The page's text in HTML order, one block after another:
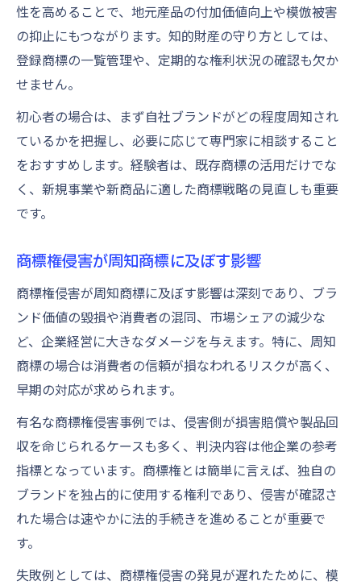
性を高めることで、地元産品の付加価値向上や模倣被害
の抑止にもつながります。知的財産の守り方としては、
登録商標の一覧管理や、定期的な権利状況の確認も欠か
せません。
初心者の場合は、まず自社ブランドがどの程度周知され
ているかを把握し、必要に応じて専門家に相談すること
をおすすめします。経験者は、既存商標の活用だけでな
く、新規事業や新商品に適した商標戦略の見直しも重要
です。
商標権侵害が周知商標に及ぼす影響
商標権侵害が周知商標に及ぼす影響は深刻であり、ブラ
ンド価値の毀損や消費者の混同、市場シェアの減少な
ど、企業経営に大きなダメージを与えます。特に、周知
商標の場合は消費者の信頼が損なわれるリスクが高く、
早期の対応が求められます。
有名な商標権侵害事例では、侵害側が損害賠償や製品回
収を命じられるケースも多く、判決内容は他企業の参考
指標となっています。商標権とは簡単に言えば、独自の
ブランドを独占的に使用する権利であり、侵害が確認さ
れた場合は速やかに法的手続きを進めることが重要で
す。
失敗例としては、商標権侵害の発見が遅れたために、模